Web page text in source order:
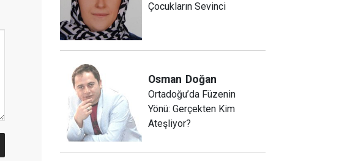
Çocukların Sevinci
Osman Doğan
Ortadoğu’da Füzenin
Yönü: Gerçekten Kim
Ateşliyor?